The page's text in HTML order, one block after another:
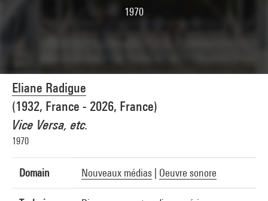
1970
Eliane Radigue
(1932, France - 2026, France)
Vice Versa, etc.
1970
Domain Nouveaux médias Oeuvre sonore